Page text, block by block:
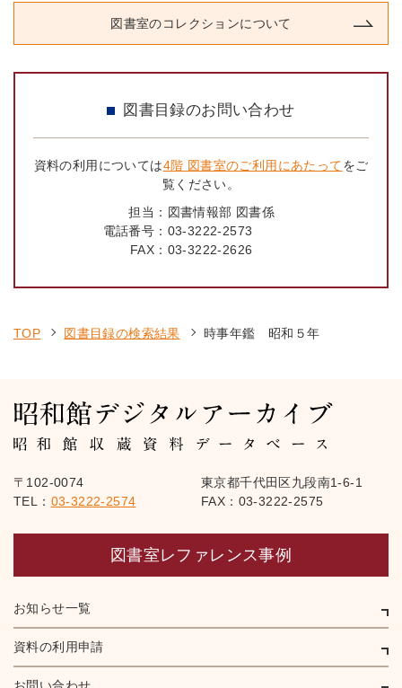
図書室のコレクションについて
図書目録のお問い合わせ
資料の利用については4階 図書室のご利用にあたってをご
覧ください。
担当： 図書情報部 図書係
電話番号： 03-3222-2573
FAX： 03-3222-2626
TOP 図書目録の検索結果 時事年鑑 昭和５年
〒102-0074
東京都千代田区九段南1-6-1
TEL： 03-3222-2574 FAX：03-3222-2575
図書室レファレンス事例
お知らせ一覧
資料の利用申請